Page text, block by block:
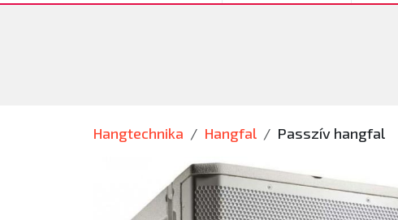
Hangtechnika Hangfal Passzív hangfal